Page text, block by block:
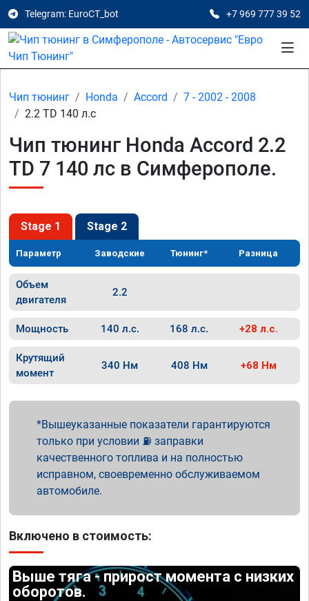
Telegram: EuroCT_bot +7 969 777 39 52
Чип тюнинг Honda Accord
7 - 2002 - 2008
2.2 TD 140 л.с
Чип тюнинг Honda Accord 2.2
TD 7 140 лс в Симферополе.
Stage 1 Stage 2
Параметр Заводские Тюнинг* Разница
Объем
двигателя
2.2
Мощность 140 л.с. 168 л.с. +28 л.с.
Крутящий
момент
340 Нм 408 Нм +68 Нм
Вышеуказанные показатели гарантируются
только при условии ⛽ заправки
качественного топлива и на полностью
исправном, своевременно обслуживаемом
автомобиле.
Включено в стоимость:
Выше тяга - прирост момента с низких
оборотов.